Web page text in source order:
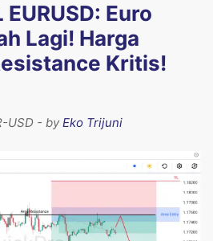
Euro
Lagi! Harga
Kritis!
USD - byEko Trijuni